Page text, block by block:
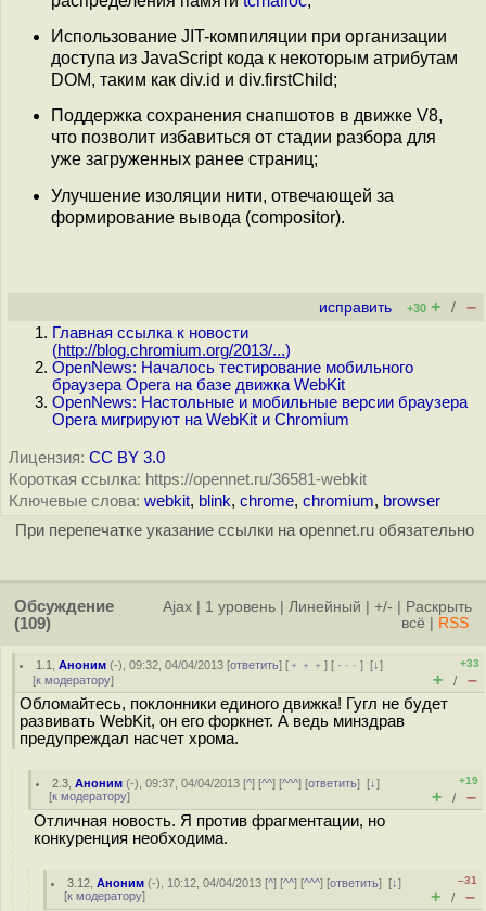
Использование JIT-компиляции при организации
доступа из JavaScript кода к некоторым атрибутам
DOM, таким как div.id и div.firstChild;
Поддержка сохранения снапшотов в движке V8,
что позволит избавиться от стадии разбора для
уже загруженных ранее страниц;
Улучшение изоляции нити, отвечающей за
формирование вывода (сompositor).
исправить +30 + / –
Главная ссылка к новости
(http://blog.chromium.org/2013/...)
OpenNews: Началось тестирование мобильного
браузера Opera на базе движка WebKit
OpenNews: Настольные и мобильные версии браузера
Opera мигрируют на WebKit и Chromium
Лицензия: CC BY 3.0
Короткая ссылка: https://opennet.ru/36581-webkit
Ключевые слова: webkit, blink, chrome, chromium, browser
При перепечатке указание ссылки на opennet.ru обязательно
Обсуждение
(109)
Ajax 1 уровень Линейный +/-
Раскрыть
всё
RSS
1.1 ,Аноним (-), 09:32, 04/04/2013 [ответить] [ ﹢﹢﹢] [ · · ·][↓]
[к модератору]
+33
+ / –
Обломайтесь, поклонники единого движка! Гугл не будет
развивать WebKit, он его форкнет. А ведь минздрав
предупреждал насчет хрома.
2.3 ,Аноним (-), 09:37, 04/04/2013 [^] [^^] [^^^] [ответить][↓]
[к модератору]
+19
+ / –
Отличная новость. Я против фрагментации, но
конкуренция необходима.
3.12 ,Аноним (-), 10:12, 04/04/2013 [^] [^^] [^^^] [ответить][↓]
[к модератору]
–31
+ / –